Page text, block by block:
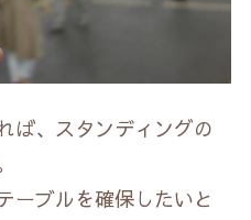
ば、スタンディングの
ーブルを確保したいと